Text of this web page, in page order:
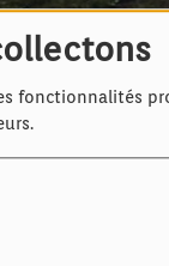
fonctionnalités